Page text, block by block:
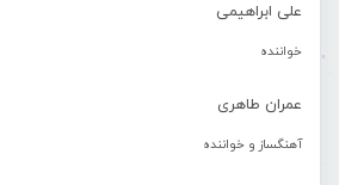
علی ابراهیمی
خواننده
عمران طاهری
آهنگساز و خواننده